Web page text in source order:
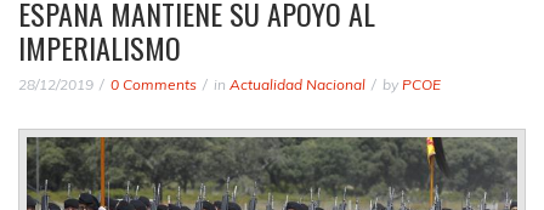
ESPAÑA MANTIENE SU APOYO AL
IMPERIALISMO
28/12/2019 0 Comments in Actualidad Nacional by PCOE